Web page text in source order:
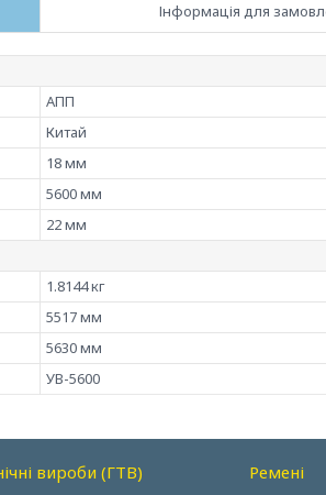
Інформація для
АПП
Китай
18 мм
5600 мм
22 мм
1.8144 кг
5517 мм
5630 мм
УВ-5600
вироби (ГТВ) Ремені